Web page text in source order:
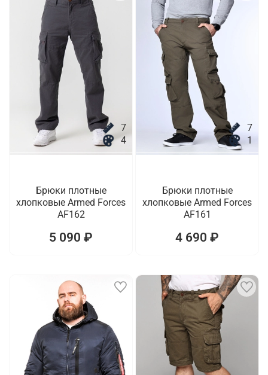
7
4
Брюки плотные
хлопковые Armed Forces
AF162
5 090 ₽
7
1
Брюки плотные
хлопковые Armed Forces
AF161
4 690 ₽